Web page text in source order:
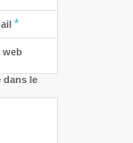
*
web
dans le